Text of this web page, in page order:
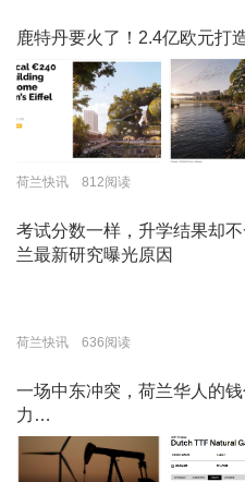
鹿特丹要火了！2.4亿欧元打
荷兰快讯 812阅读
考试分数一样，升学结果却
兰最新研究曝光原因
荷兰快讯 636阅读
一场中东冲突，荷兰华人的
力…